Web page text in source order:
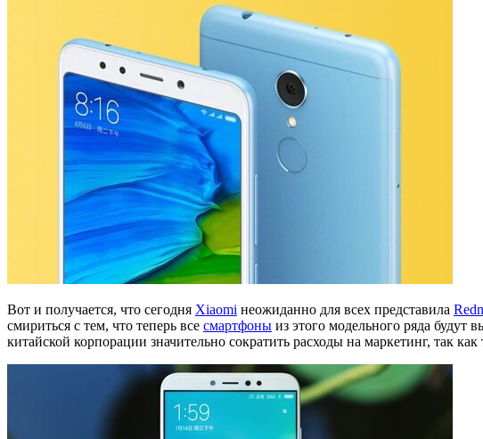
Вот и получается, что сегодня Xiaomi неожиданно для всех представила
смириться с тем, что теперь все смартфоны из этого модельного ряда будут
китайской корпорации значительно сократить расходы на маркетинг, так